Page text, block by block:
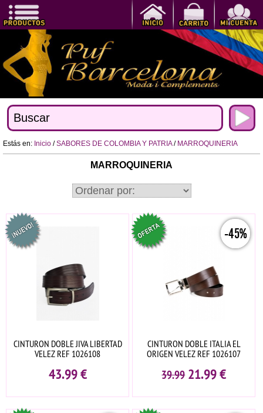
Estás en: Inicio /SABORES DE COLOMBIA Y PATRIA/ MARROQUINERIA
MARROQUINERIA
CINTURON DOBLE JIVA LIBERTAD
VELEZ REF 1026108
43.99€
-45%
CINTURON DOBLE ITALIA EL
ORIGEN VELEZ REF 1026107
39.99 21.99€